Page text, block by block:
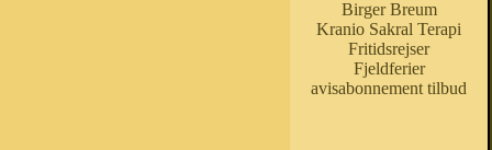
Birger Breum
Kranio Sakral Terapi
Fritidsrejser
Fjeldferier
avisabonnement tilbud